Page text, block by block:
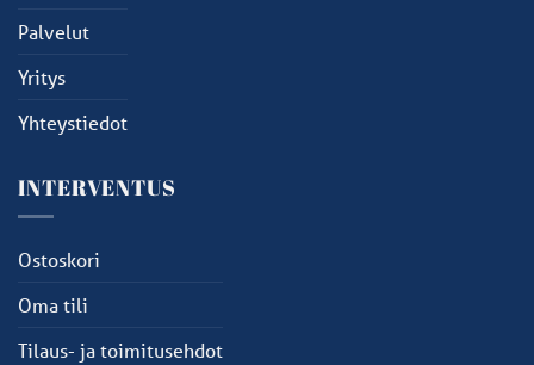
Palvelut
Yritys
Yhteystiedot
INTERVENTUS
Ostoskori
Oma tili
Tilaus- ja toimitusehdot